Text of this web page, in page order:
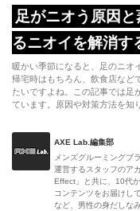
足がニオう原因
るニオイを解消す
暖かい季節になると、足のニオ
帰宅時はもちろん、飲食店など
たいですよね。この記事では足
ています。原因や対策方法を知
AXE Lab.編集部
メンズグルーミングブ
運営するスタッフのア
Effect」と共に、10代
コンテンツをお届けし
など、男性の身だしな